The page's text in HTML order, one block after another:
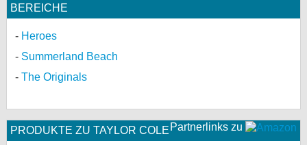
BEREICHE
Heroes
Summerland Beach
The Originals
Partnerlinks zu
PRODUKTE ZU TAYLOR COLE